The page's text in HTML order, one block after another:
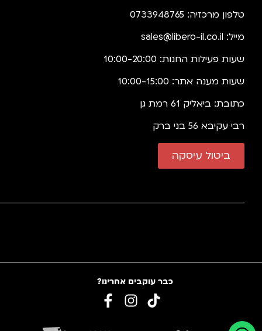
טלפון מרכזיה: 0733948765
מייל: sales@libero-il.co.il
שעות פעילות החנות: 10:00-20:00
שעות מענה אתר: 10:00-15:00
כתובת: ביאליק 61 רמת גן
רבי עקיבא 56 בני ברק
ביטול עיסקה
כבר עוקבים אחרינו?